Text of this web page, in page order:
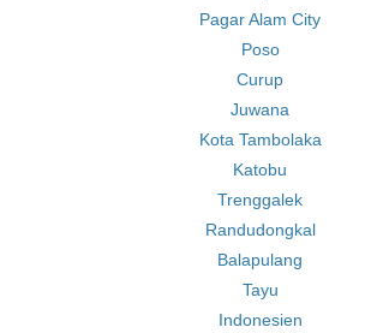
Pagar Alam City
Poso
Curup
Juwana
Kota Tambolaka
Katobu
Trenggalek
Randudongkal
Balapulang
Tayu
Indonesien